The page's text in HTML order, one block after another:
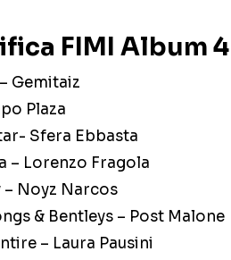
FIMI Album
Gemitaiz
Plaza
Sfera Ebbasta
– Lorenzo Fragola
– Noyz Narcos
& Bentleys – Post Malone
– Laura Pausini